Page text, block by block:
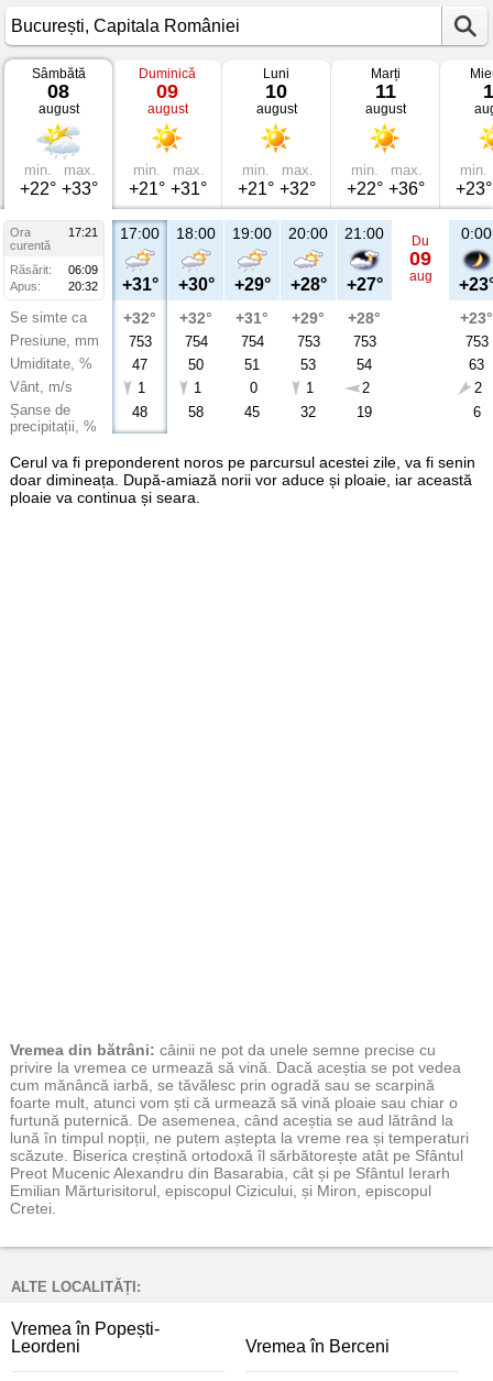
Vremea
București
Capitala
României
Sâmbătă
08
august
min.
+22°
max.
+33°
Duminică
09
august
min.
+21°
max.
+31°
Luni
10
august
min.
+21°
max.
+32°
Marți
11
august
min.
+22°
max.
+36°
min.
+23°
Ora
17:21
curentă
Răsărit:
06:09
Apus:
20:32
Se simte ca
Presiune, mm
Umiditate, %
Vânt, m/s
Șanse de
precipitații, %
17:00
+31°
+32°
753
47
1
48
18:00
+30°
+32°
754
50
1
58
19:00
+29°
+31°
754
51
0
45
20:00
+28°
+29°
753
53
1
32
21:00
+27°
+28°
753
54
2
19
Du
09
aug
0:00
+23°
753
63
2
6
Cerul va fi preponderent noros pe parcursul acestei zile, va fi senin
doar dimineața. După-amiază norii vor aduce și ploaie, iar această
ploaie va continua și seara.
Vremea din bătrâni: câinii ne pot da unele semne precise cu
privire la vremea ce urmează să vină. Dacă aceștia se pot vedea
cum mănâncă iarbă, se tăvălesc prin ogradă sau se scarpină
foarte mult, atunci vom ști că urmează să vină ploaie sau chiar o
furtună puternică. De asemenea, când aceștia se aud lătrând la
lună în timpul nopții, ne putem aștepta la vreme rea și temperaturi
scăzute. Biserica creștină ortodoxă îl sărbătorește atât pe Sfântul
Preot Mucenic Alexandru din Basarabia, cât și pe Sfântul Ierarh
Emilian Mărturisitorul, episcopul Cizicului, și Miron, episcopul
Cretei.
ALTE LOCALITĂȚI:
Vremea în Popești-
Leordeni
Vremea în Berceni